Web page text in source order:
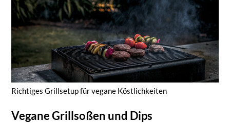
Richtiges Grillsetup für vegane Köstlichkeiten
Vegane Grillsoßen und Dips